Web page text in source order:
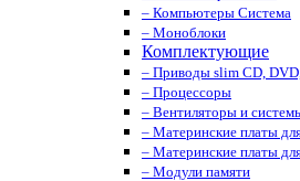
– Компьютеры Система
– Моноблоки
Комплектующие
– Приводы slim CD,
– Процессоры
– Вентиляторы и
– Материнские платы
– Материнские платы
– Модули памяти